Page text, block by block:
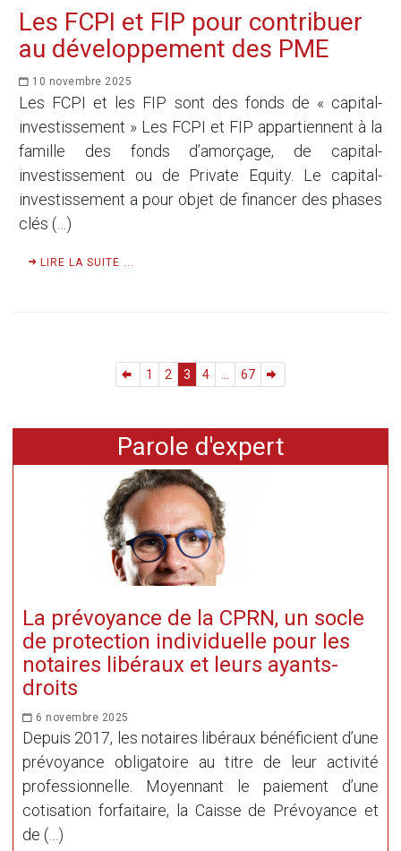
Les FCPI et FIP pour contribuer
au développement des PME
10 novembre 2025
Les FCPI et les FIP sont des fonds de « capital-
investissement » Les FCPI et FIP appartiennent à la
famille des fonds d’amorçage, de capital-
investissement ou de Private Equity. Le capital-
investissement a pour objet de financer des phases
clés (…)
LIRE LA SUITE ...
1 2 3 4 ... 67
Parole d'expert
La prévoyance de la CPRN, un socle
de protection individuelle pour les
notaires libéraux et leurs ayants-
droits
6 novembre 2025
Depuis 2017, les notaires libéraux bénéficient d’une
prévoyance obligatoire au titre de leur activité
professionnelle. Moyennant le paiement d’une
cotisation forfaitaire, la Caisse de Prévoyance et
de (…)